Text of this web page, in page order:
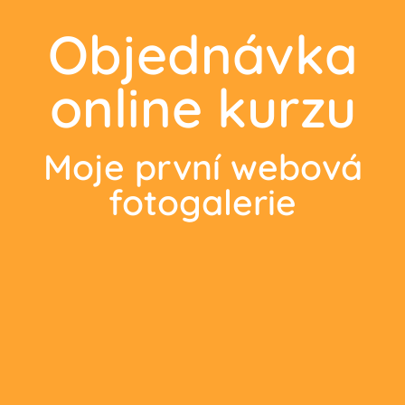
Objednávka
online kurzu
Moje první webová
fotogalerie